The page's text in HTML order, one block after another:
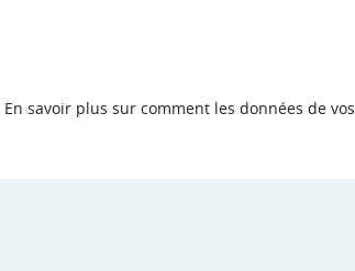
En savoir plus sur comment les données de vos